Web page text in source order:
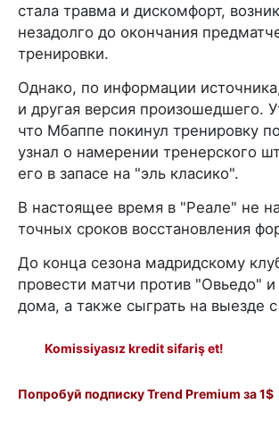
стала травма и дискомфорт,
незадолго до окончания
тренировки.
Однако, по информации
и другая версия произошедшего.
что Мбаппе покинул тренировку
узнал о намерении тренерского
его в запасе на "эль класико".
В настоящее время в "Реале" не
точных сроков восстановления
До конца сезона мадридскому
провести матчи против "Овьедо" и
дома, а также сыграть на выезде
Komissiyasız kredit sifariş et!
Попробуй подписку Trend Premium за 1$